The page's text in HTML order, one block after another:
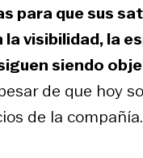
para que sus
visibilidad, la
siendo
de que hoy
de la compañía.